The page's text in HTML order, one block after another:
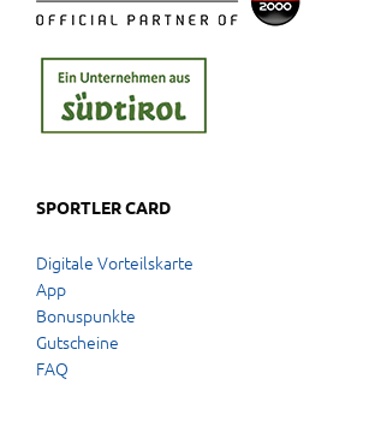
SPORTLER CARD
Digitale Vorteilskarte
App
Bonuspunkte
Gutscheine
FAQ